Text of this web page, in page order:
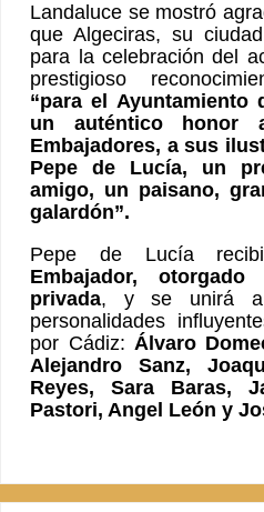
Landaluce se mostró
que Algeciras, su
para la celebración del
prestigioso
“para el Ayuntamiento
un auténtico honor
Embajadores, a sus
Pepe de Lucía, un
amigo, un paisano,
galardón”.
Pepe de Lucía
Embajador,
privada, y se unirá a
personalidades
por Cádiz: Álvaro
Alejandro Sanz,
Reyes, Sara Baras,
Pastori, Angel León y